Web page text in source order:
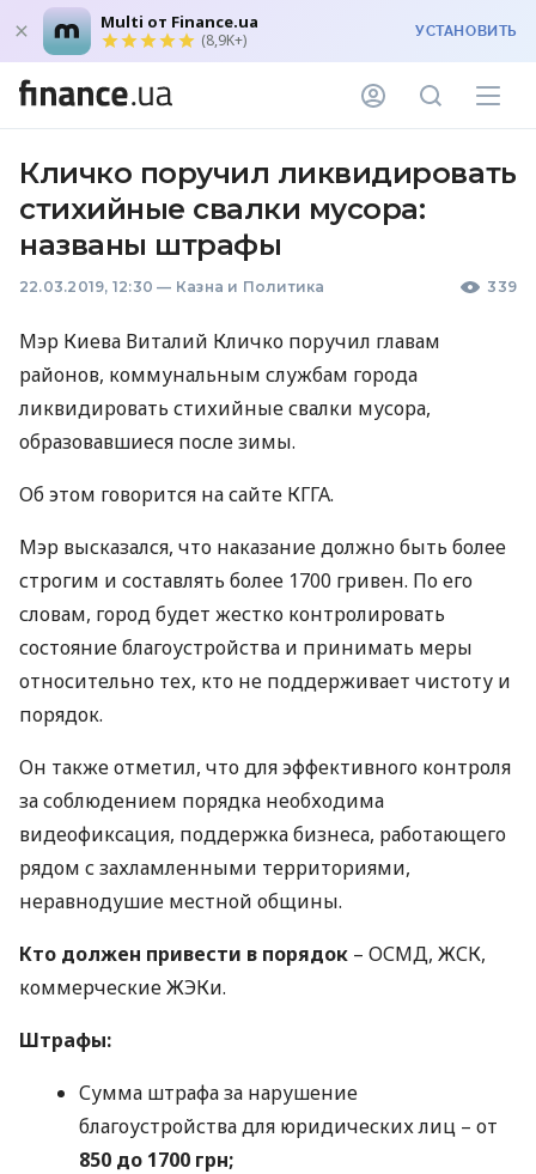
Multi от Finance.ua
(8,9K+) УСТАНОВИТЬ
Кличко поручил ликвидировать
стихийные свалки мусора:
названы штрафы
22.03.2019, 12:30 — Казна и Политика 339
Мэр Киева Виталий Кличко поручил главам
районов, коммунальным службам города
ликвидировать стихийные свалки мусора,
образовавшиеся после зимы.
Об этом говорится на сайте КГГА.
Мэр высказался, что наказание должно быть более
строгим и составлять более 1700 гривен. По его
словам, город будет жестко контролировать
состояние благоустройства и принимать меры
относительно тех, кто не поддерживает чистоту и
порядок.
Он также отметил, что для эффективного контроля
за соблюдением порядка необходима
видеофиксация, поддержка бизнеса, работающего
рядом с захламленными территориями,
неравнодушие местной общины.
Кто должен привести в порядок – ОСМД, ЖСК,
коммерческиеЖЭКи.
Штрафы:
Сумма штрафа за нарушение
благоустройства для юридических лиц – от
850 до 1700 грн;